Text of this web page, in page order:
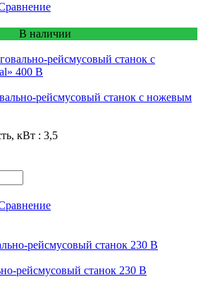
В наличии
рейсмусовый станок с ножевым
кВт : 3,5
рейсмусовый станок 230 В